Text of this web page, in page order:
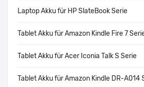
Laptop Akku für HP SlateBook Serie
Tablet Akku für Amazon Kindle Fire 7
Tablet Akku für Acer Iconia Talk S Serie
Tablet Akku für Amazon Kindle DR-A014